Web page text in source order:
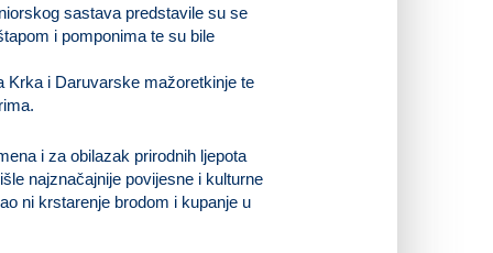
sastava predstavile su se
i pomponima te su bile
Krka i Daruvarske mažoretkinje te
i za obilazak prirodnih ljepota
najznačajnije povijesne i kulturne
ni krstarenje brodom i kupanje u